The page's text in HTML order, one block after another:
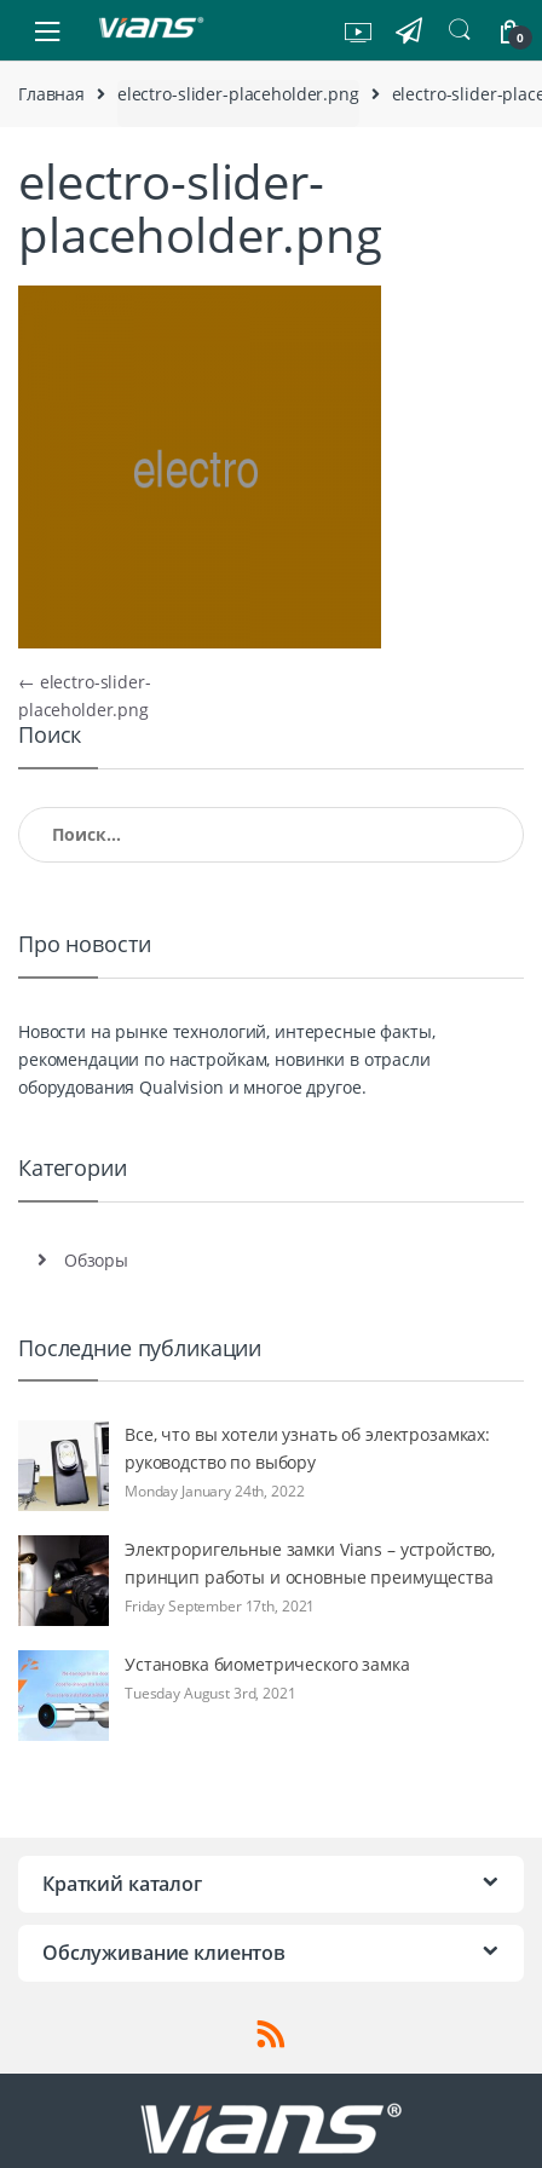
Skip to navigation
Skip to content
0
Главная electro-slider-placeholder.png electro-slider-
electro-slider-
placeholder.png
Навигация по записям
← electro-slider-
placeholder.png
Поиск
Найти:
Про новости
Новости на рынке технологий, интересные факты,
рекомендации по настройкам, новинки в отрасли
оборудования Qualvision и многое другое.
Категории
Обзоры
Последние публикации
Все, что вы хотели узнать об электрозамках:
руководство по выбору
Monday January 24th, 2022
Электроригельные замки Vians – устройство,
принцип работы и основные преимущества
Friday September 17th, 2021
Установка биометрического замка
Tuesday August 3rd, 2021
Краткий каталог
Обслуживание клиентов